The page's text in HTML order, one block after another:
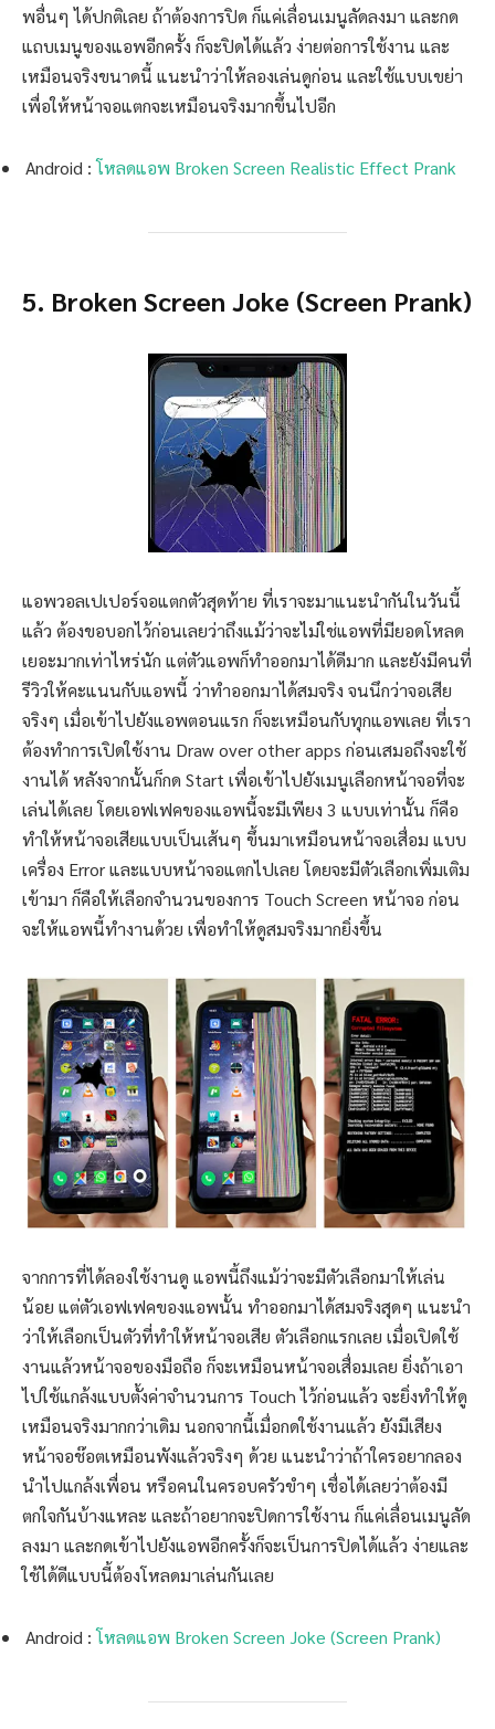
พอื่นๆ ได้ปกติเลย ถ้าต้องการปิด ก็แค่เลื่อนเมนูลัดลงมา และกด
แถบเมนูของแอพอีกครั้ง ก็จะปิดได้แล้ว ง่ายต่อการใช้งาน และ
เหมือนจริงขนาดนี้ แนะนำว่าให้ลองเล่นดูก่อน และใช้แบบเขย่า
เพื่อให้หน้าจอแตกจะเหมือนจริงมากขึ้นไปอีก
Android :โหลดแอพ Broken Screen Realistic Effect Prank
5. Broken Screen Joke (Screen Prank)
แอพวอลเปเปอร์จอแตกตัวสุดท้าย ที่เราจะมาแนะนำกันในวันนี้
แล้ว ต้องขอบอกไว้ก่อนเลยว่าถึงแม้ว่าจะไม่ใช่แอพที่มียอดโหลด
เยอะมากเท่าไหร่นัก แต่ตัวแอพก็ทำออกมาได้ดีมาก และยังมีคนที่
รีวิวให้คะแนนกับแอพนี้ ว่าทำออกมาได้สมจริง จนนึกว่าจอเสีย
จริงๆ เมื่อเข้าไปยังแอพตอนแรก ก็จะเหมือนกับทุกแอพเลย ที่เรา
ต้องทำการเปิดใช้งาน Draw over other apps ก่อนเสมอถึงจะใช้
งานได้ หลังจากนั้นก็กด Start เพื่อเข้าไปยังเมนูเลือกหน้าจอที่จะ
เล่นได้เลย โดยเอฟเฟคของแอพนี้จะมีเพียง 3 แบบเท่านั้น ก็คือ
ทำให้หน้าจอเสียแบบเป็นเส้นๆ ขึ้นมาเหมือนหน้าจอเสื่อม แบบ
เครื่อง Error และแบบหน้าจอแตกไปเลย โดยจะมีตัวเลือกเพิ่มเติม
เข้ามา ก็คือให้เลือกจำนวนของการ Touch Screen หน้าจอ ก่อน
จะให้แอพนี้ทำงานด้วย เพื่อทำให้ดูสมจริงมากยิ่งขึ้น
จากการที่ได้ลองใช้งานดู แอพนี้ถึงแม้ว่าจะมีตัวเลือกมาให้เล่น
น้อย แต่ตัวเอฟเฟคของแอพนั้น ทำออกมาได้สมจริงสุดๆ แนะนำ
ว่าให้เลือกเป็นตัวที่ทำให้หน้าจอเสีย ตัวเลือกแรกเลย เมื่อเปิดใช้
งานแล้วหน้าจอของมือถือ ก็จะเหมือนหน้าจอเสื่อมเลย ยิ่งถ้าเอา
ไปใช้แกล้งแบบตั้งค่าจำนวนการ Touch ไว้ก่อนแล้ว จะยิ่งทำให้ดู
เหมือนจริงมากกว่าเดิม นอกจากนี้เมื่อกดใช้งานแล้ว ยังมีเสียง
หน้าจอช๊อตเหมือนพังแล้วจริงๆ ด้วย แนะนำว่าถ้าใครอยากลอง
นำไปแกล้งเพื่อน หรือคนในครอบครัวขำๆ เชื่อได้เลยว่าต้องมี
ตกใจกันบ้างแหละ และถ้าอยากจะปิดการใช้งาน ก็แค่เลื่อนเมนูลัด
ลงมา และกดเข้าไปยังแอพอีกครั้งก็จะเป็นการปิดได้แล้ว ง่ายและ
ใช้ได้ดีแบบนี้ต้องโหลดมาเล่นกันเลย
Android :โหลดแอพ Broken Screen Joke (Screen Prank)